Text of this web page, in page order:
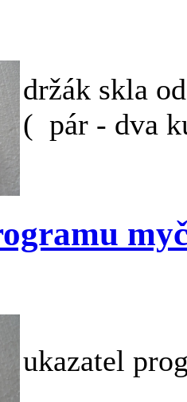
držák skla
( pár - dva
ukazatel